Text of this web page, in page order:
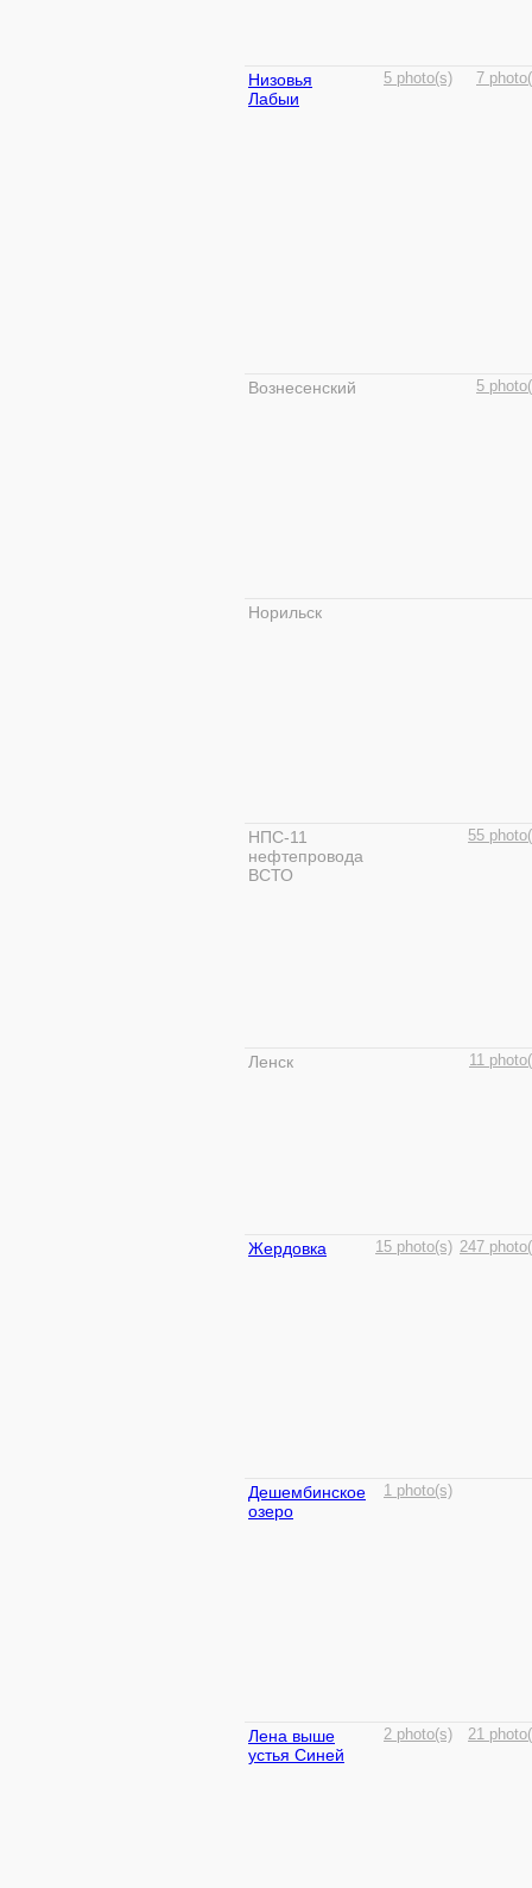
Низовья
Лабыи
5 photo(s) 7
Вознесенский 5
Норильск
НПС-11
нефтепровода
ВСТО
55
Ленск 11
Жердовка 15 photo(s) 247
Дешембинское
озеро
1 photo(s)
Лена выше
устья Синей
2 photo(s) 21